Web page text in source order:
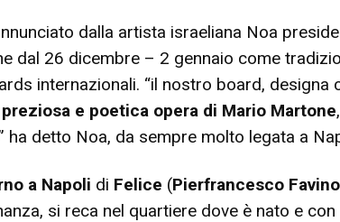
dalla artista israeliana Noa
dal 26 dicembre – 2 gennaio come
internazionali. “il nostro board, designa
e poetica opera di Mario Martone,
ha detto Noa, da sempre molto legata a
a Napoli di Felice (Pierfrancesco Favino
si reca nel quartiere dove è nato e con